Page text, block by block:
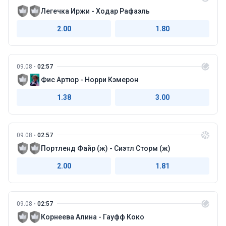
Легечка Иржи - Ходар Рафаэль
2.00 1.80
09.08 02:57
Фис Артюр - Норри Кэмерон
1.38 3.00
09.08 02:57
Портленд Файр (ж) - Сиэтл Сторм (ж)
2.00 1.81
09.08 02:57
Корнеева Алина - Гауфф Коко